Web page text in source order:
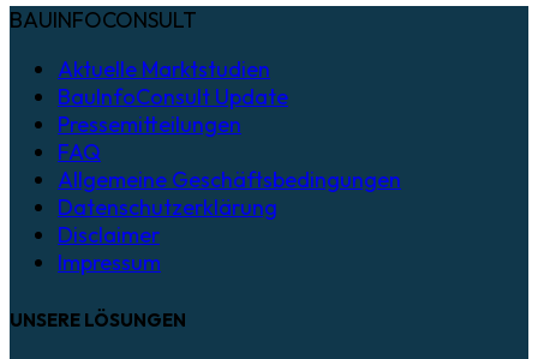
BAUINFOCONSULT
Aktuelle Marktstudien
BauInfoConsult Update
Pressemitteilungen
FAQ
Allgemeine Geschäftsbedingungen
Datenschutzerklärung
Disclaimer
Impressum
UNSERE LÖSUNGEN